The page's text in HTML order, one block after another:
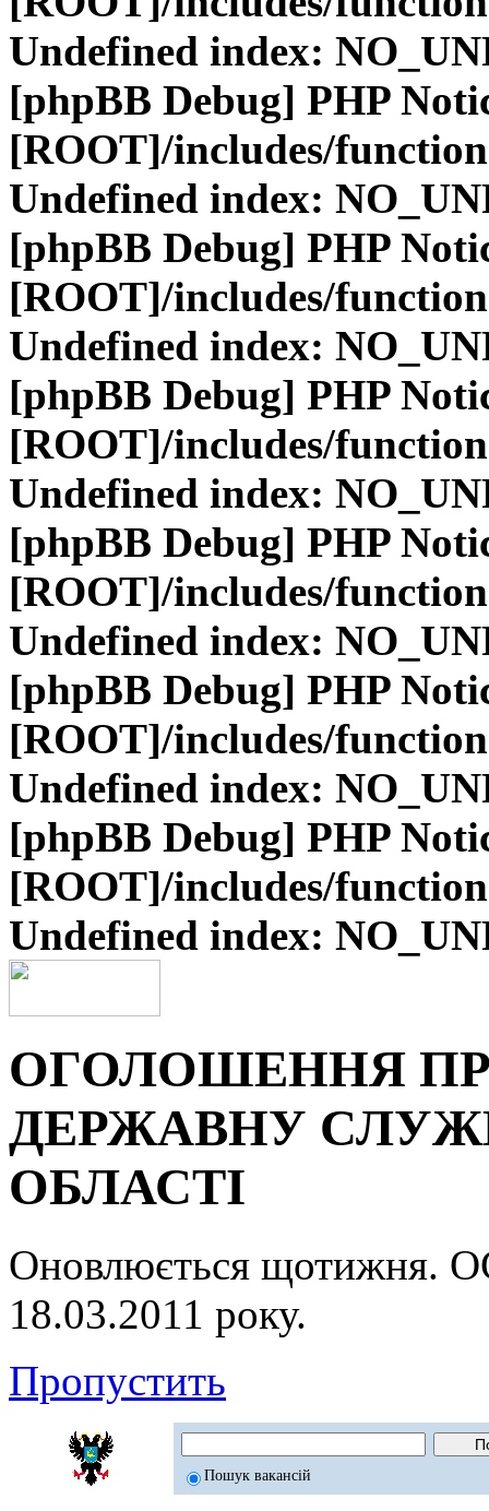
Undefined index:
[phpBB Debug] PHP
[ROOT]/includes/
Undefined index:
[phpBB Debug] PHP
[ROOT]/includes/
Undefined index:
[phpBB Debug] PHP
[ROOT]/includes/
Undefined index:
[phpBB Debug] PHP
[ROOT]/includes/
Undefined index:
[phpBB Debug] PHP
[ROOT]/includes/
Undefined index:
[phpBB Debug] PHP
[ROOT]/includes/
Undefined index:
ОГОЛОШЕННЯ
ДЕРЖАВНУ
ОБЛАСТІ
Оновлюється
18.03.2011 року.
Пропустить
Пошук вакансій